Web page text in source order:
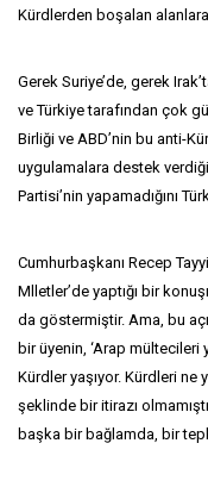
Kürdlerden boşalan
Gerek Suriye’de, gerek
ve Türkiye tarafından çok
Birliği ve ABD’nin bu anti-
uygulamalara destek verdiği
Partisi’nin yapamadığını
Cumhurbaşkanı Recep
Mlletler’de yaptığı bir
da göstermiştir. Ama, bu
bir üyenin, ‘Arap mültecileri
Kürdler yaşıyor. Kürdleri ne
şeklinde bir itirazı
başka bir bağlamda, bir